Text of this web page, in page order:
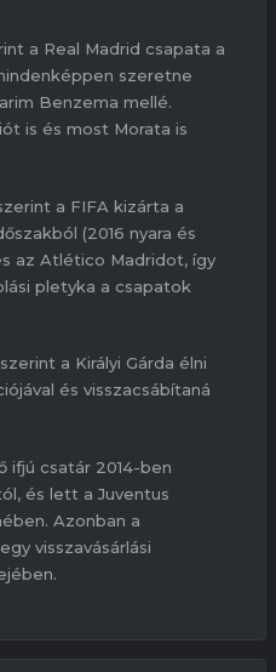
a Real Madrid csapata a
szeretne
Benzema mellé.
is és most Morata is
a FIFA kizárta a
(2016 nyara és
az Atlético Madridot, így
pletyka a csapatok
a Királyi Gárda élni
és visszacsábítaná
ifjú csatár 2014-ben
és lett a Juventus
Azonban a
visszavásárlási